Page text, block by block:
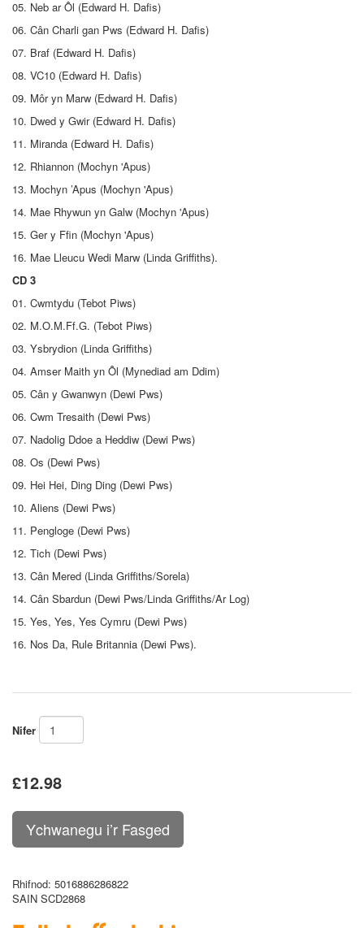
05. Neb ar Ôl (Edward H. Dafis)
06. Cân Charli gan Pws (Edward H. Dafis)
07. Braf (Edward H. Dafis)
08. VC10 (Edward H. Dafis)
09. Môr yn Marw (Edward H. Dafis)
10. Dwed y Gwir (Edward H. Dafis)
11. Miranda (Edward H. Dafis)
12. Rhiannon (Mochyn 'Apus)
13. Mochyn ’Apus (Mochyn 'Apus)
14. Mae Rhywun yn Galw (Mochyn 'Apus)
15. Ger y Ffin (Mochyn 'Apus)
16. Mae Lleucu Wedi Marw (Linda Griffiths).
CD 3
01. Cwmtydu (Tebot Piws)
02. M.O.M.Ff.G. (Tebot Piws)
03. Ysbrydion (Linda Griffiths)
04. Amser Maith yn Ôl (Mynediad am Ddim)
05. Cân y Gwanwyn (Dewi Pws)
06. Cwm Tresaith (Dewi Pws)
07. Nadolig Ddoe a Heddiw (Dewi Pws)
08. Os (Dewi Pws)
09. Hei Hei, Ding Ding (Dewi Pws)
10. Aliens (Dewi Pws)
11. Pengloge (Dewi Pws)
12. Tich (Dewi Pws)
13. Cân Mered (Linda Griffiths/Sorela)
14. Cân Sbardun (Dewi Pws/Linda Griffiths/Ar Log)
15. Yes, Yes, Yes Cymru (Dewi Pws)
16. Nos Da, Rule Britannia (Dewi Pws).
Nifer
£12.98
Rhifnod: 5016886286822
SAIN SCD2868